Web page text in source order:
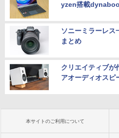
yzen搭載
ソニーミラーレス
まとめ
クリエイティブが
アオーディオスピ
本サイトのご利用について